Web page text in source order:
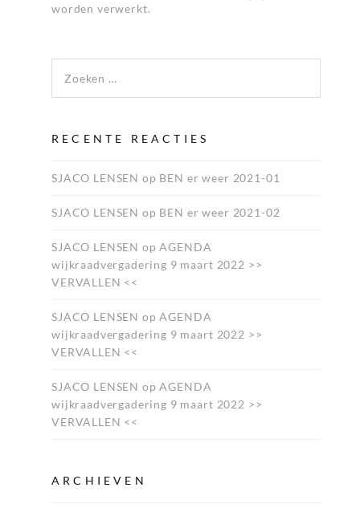
worden verwerkt.
RECENTE REACTIES
SJACO LENSEN op BEN er weer 2021-01
SJACO LENSEN op BEN er weer 2021-02
SJACO LENSEN opAGENDA
wijkraadvergadering 9 maart 2022 >>
VERVALLEN <<
SJACO LENSEN opAGENDA
wijkraadvergadering 9 maart 2022 >>
VERVALLEN <<
SJACO LENSEN opAGENDA
wijkraadvergadering 9 maart 2022 >>
VERVALLEN <<
ARCHIEVEN